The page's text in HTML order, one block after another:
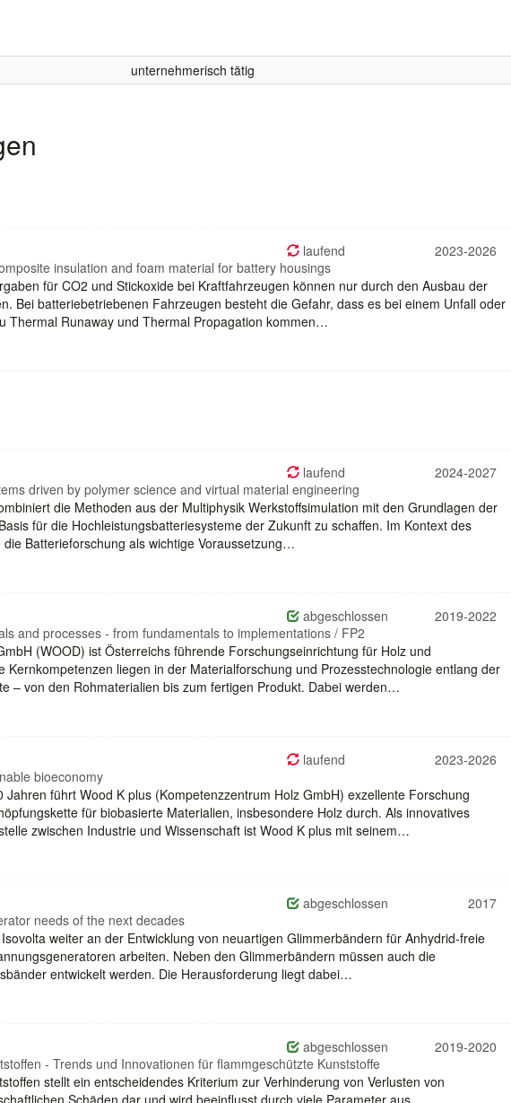
unternehmerisch tätig
laufend
2023-2026
insulation and foam material for battery housings
für CO2 und Stickoxide bei Kraftfahrzeugen können nur durch den Ausbau der
Bei batteriebetriebenen Fahrzeugen besteht die Gefahr, dass es bei einem Unfall oder
Thermal Runaway und Thermal Propagation kommen…
laufend
2024-2027
driven by polymer science and virtual material engineering
die Methoden aus der Multiphysik Werkstoffsimulation mit den Grundlagen der
für die Hochleistungsbatteriesysteme der Zukunft zu schaffen. Im Kontext des
Batterieforschung als wichtige Voraussetzung…
abgeschlossen
2019-2022
and processes - from fundamentals to implementations / FP2
(WOOD) ist Österreichs führende Forschungseinrichtung für Holz und
Kernkompetenzen liegen in der Materialforschung und Prozesstechnologie entlang der
– von den Rohmaterialien bis zum fertigen Produkt. Dabei werden…
laufend
2023-2026
bioeconomy
Jahren führt Wood K plus (Kompetenzzentrum Holz GmbH) exzellente Forschung
für biobasierte Materialien, insbesondere Holz durch. Als innovatives
zwischen Industrie und Wissenschaft ist Wood K plus mit seinem…
abgeschlossen
2017
needs of the next decades
weiter an der Entwicklung von neuartigen Glimmerbändern für Anhydrid-freie
arbeiten. Neben den Glimmerbändern müssen auch die
entwickelt werden. Die Herausforderung liegt dabei…
abgeschlossen
2019-2020
- Trends und Innovationen für flammgeschützte Kunststoffe
stellt ein entscheidendes Kriterium zur Verhinderung von Verlusten von
Schäden dar und wird beeinflusst durch viele Parameter aus